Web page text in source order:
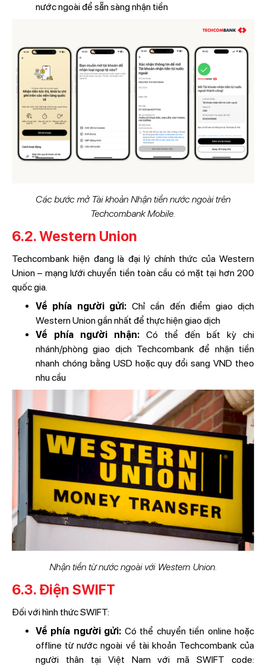
nước ngoài để sẵn sàng nhận tiền
Các bước mở Tài khoản Nhận tiền nước ngoài trên
Techcombank Mobile.
6.2. Western Union
Techcombank hiện đang là đại lý chính thức của Western
Union – mạng lưới chuyển tiền toàn cầu có mặt tại hơn 200
quốc gia.
Về phía người gửi: Chỉ cần đến điểm giao dịch
Western Union gần nhất để thực hiện giao dịch
Về phía người nhận: Có thể đến bất kỳ chi
nhánh/phòng giao dịch Techcombank để nhận tiền
nhanh chóng bằng USD hoặc quy đổi sang VND theo
nhu cầu
Nhận tiền từ nước ngoài với Western Union.
6.3. Điện SWIFT
Đối với hình thức SWIFT:
Về phía người gửi: Có thể chuyển tiền online hoặc
offline từ nước ngoài về tài khoản Techcombank của
người thân tại Việt Nam với mã SWIFT code: